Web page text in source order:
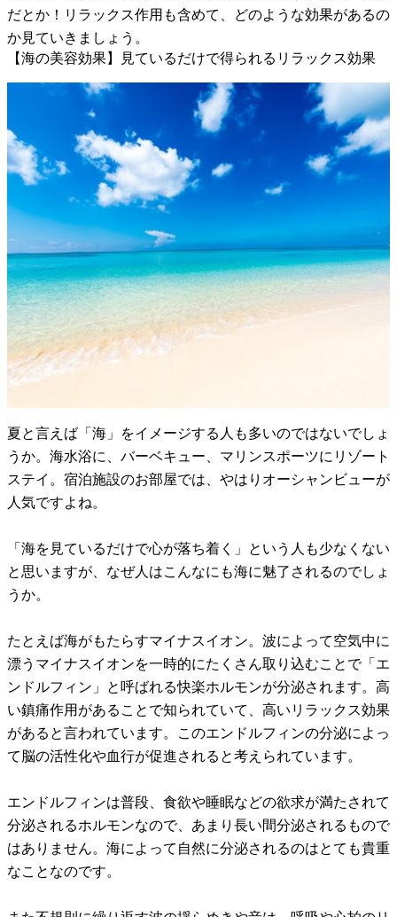
だとか！リラックス作用も含めて、どのような効果があるの
か見ていきましょう。
【海の美容効果】見ているだけで得られるリラックス効果
夏と言えば「海」をイメージする人も多いのではないでしょ
うか。海水浴に、バーベキュー、マリンスポーツにリゾート
ステイ。宿泊施設のお部屋では、やはりオーシャンビューが
人気ですよね。
「海を見ているだけで心が落ち着く」という人も少なくない
と思いますが、なぜ人はこんなにも海に魅了されるのでしょ
うか。
たとえば海がもたらすマイナスイオン。波によって空気中に
漂うマイナスイオンを一時的にたくさん取り込むことで「エ
ンドルフィン」と呼ばれる快楽ホルモンが分泌されます。高
い鎮痛作用があることで知られていて、高いリラックス効果
があると言われています。このエンドルフィンの分泌によっ
て脳の活性化や血行が促進されると考えられています。
エンドルフィンは普段、食欲や睡眠などの欲求が満たされて
分泌されるホルモンなので、あまり長い間分泌されるもので
はありません。海によって自然に分泌されるのはとても貴重
なことなのです。